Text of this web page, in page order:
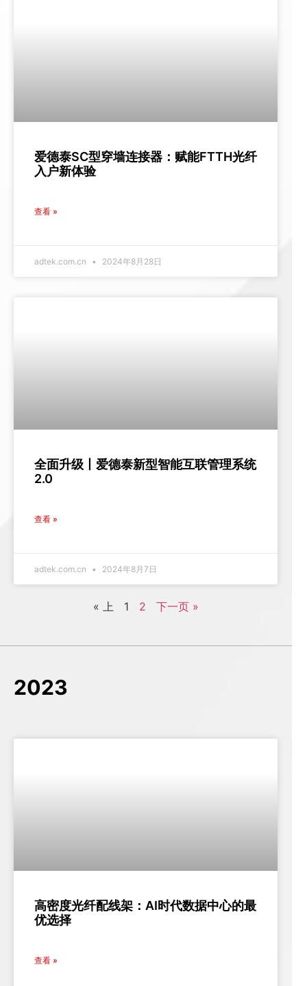
爱德泰SC型穿墙连接器：赋能FTTH光纤
入户新体验
查看 »
adtek.com.cn 2024年8月28日
全面升级丨爱德泰新型智能互联管理系统
2.0
查看 »
adtek.com.cn 2024年8月7日
« 上 1 2 下一页 »
2023
高密度光纤配线架：AI时代数据中心的最
优选择
查看 »